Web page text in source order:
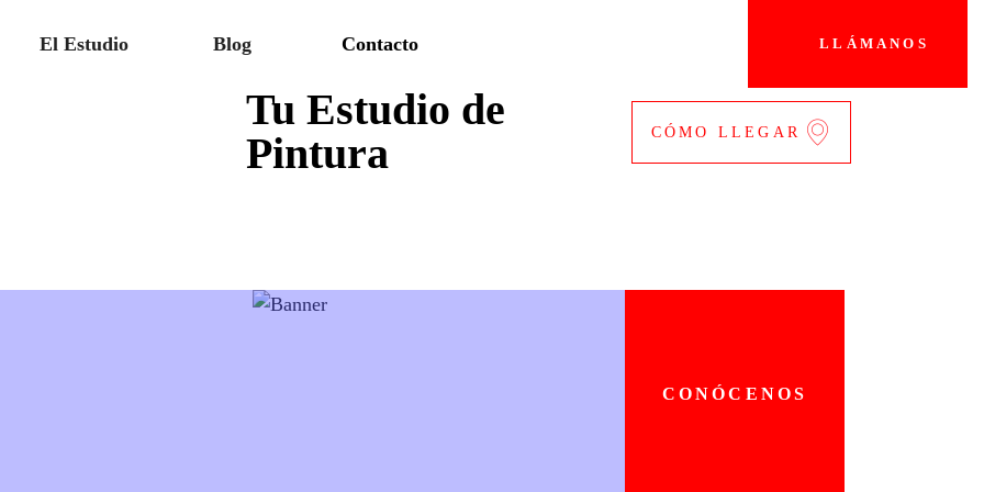
El Estudio Blog Contacto LLÁMANOS
Tu Estudio de
Pintura
CÓMO LLEGAR
CONÓCENOS